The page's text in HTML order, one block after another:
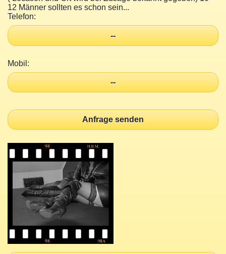
12 Männer sollten es schon sein...
Telefon:
--
Mobil:
--
Anfrage senden